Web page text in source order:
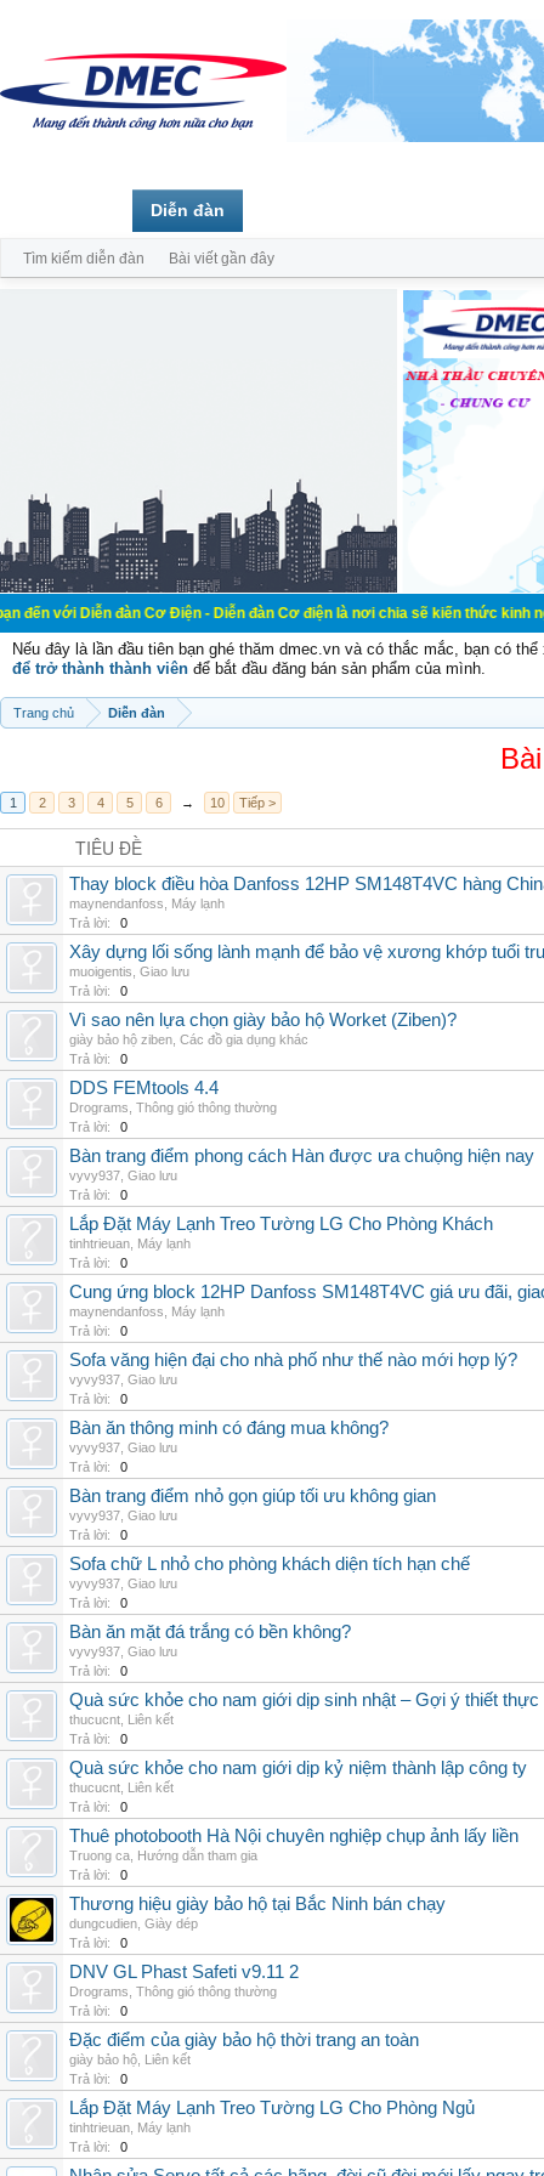
đàn Cơ Điện - Diễn đàn Cơ điện là nơi chia sẽ kiến thức kinh nghiệm
Nếu đây là lần đầu tiên bạn ghé thăm dmec.vn và có thắc mắc, bạn có
để trở thành thành viên để bắt đầu đăng bán sản phẩm của mình.
Trang chủ Diễn đàn
1 2 3 4 5 6 → 10 Tiếp >
TIÊU ĐỀ
Thay block điều hòa Danfoss 12HP SM148T4VC hàng
maynendanfoss
Máy lạnh
Trả lời:
0
Xây dựng lối sống lành mạnh để bảo vệ xương khớp tuổi
muoigentis Giao lưu
Trả lời:
0
Vì sao nên lựa chọn giày bảo hộ Worket (Ziben)?
giày bảo hộ ziben Các đồ gia dụng khác
Trả lời:
0
DDS FEMtools 4.4
Drograms Thông gió thông thường
Trả lời:
0
Bàn trang điểm phong cách Hàn được ưa chuộng hiện nay
vyvy937 Giao lưu
Trả lời:
0
Lắp Đặt Máy Lạnh Treo Tường LG Cho Phòng Khách
tinhtrieuan Máy lạnh
Trả lời:
0
Cung ứng block 12HP Danfoss SM148T4VC giá ưu đãi,
maynendanfoss
Máy lạnh
Trả lời:
0
Sofa văng hiện đại cho nhà phố như thế nào mới hợp lý?
vyvy937 Giao lưu
Trả lời:
0
Bàn ăn thông minh có đáng mua không?
vyvy937 Giao lưu
Trả lời:
0
Bàn trang điểm nhỏ gọn giúp tối ưu không gian
vyvy937 Giao lưu
Trả lời:
0
Sofa chữ L nhỏ cho phòng khách diện tích hạn chế
vyvy937 Giao lưu
Trả lời:
0
Bàn ăn mặt đá trắng có bền không?
vyvy937 Giao lưu
Trả lời:
0
Quà sức khỏe cho nam giới dịp sinh nhật – Gợi ý thiết thực
thucucnt Liên kết
Trả lời:
0
Quà sức khỏe cho nam giới dịp kỷ niệm thành lập công ty
thucucnt Liên kết
Trả lời:
0
Thuê photobooth Hà Nội chuyên nghiệp chụp ảnh lấy liền
Truong ca Hướng dẫn tham gia
Trả lời:
0
Thương hiệu giày bảo hộ tại Bắc Ninh bán chạy
dungcudien Giày dép
Trả lời:
0
DNV GL Phast Safeti v9.11 2
Drograms Thông gió thông thường
Trả lời:
0
Đặc điểm của giày bảo hộ thời trang an toàn
giày bảo hộ Liên kết
Trả lời:
0
Lắp Đặt Máy Lạnh Treo Tường LG Cho Phòng Ngủ
tinhtrieuan Máy lạnh
Trả lời:
0
Diễn đàn
Tìm kiếm diễn đàn Bài viết gần đây